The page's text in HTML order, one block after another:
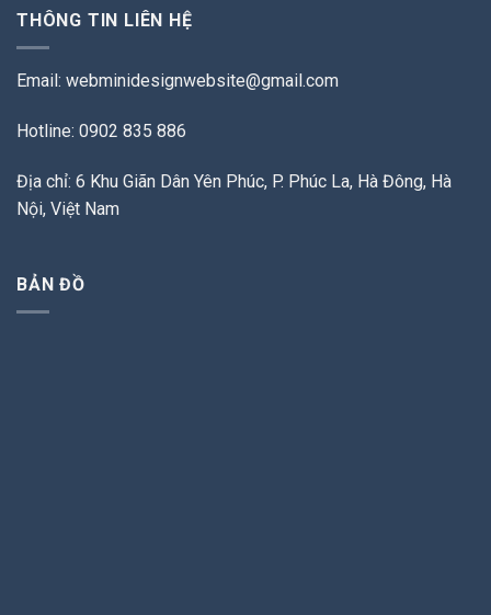
THÔNG TIN LIÊN HỆ
Email: webminidesignwebsite@gmail.com
Hotline: 0902 835 886
Địa chỉ: 6 Khu Giãn Dân Yên Phúc, P. Phúc La, Hà Đông, Hà
Nội, Việt Nam
BẢN ĐỒ